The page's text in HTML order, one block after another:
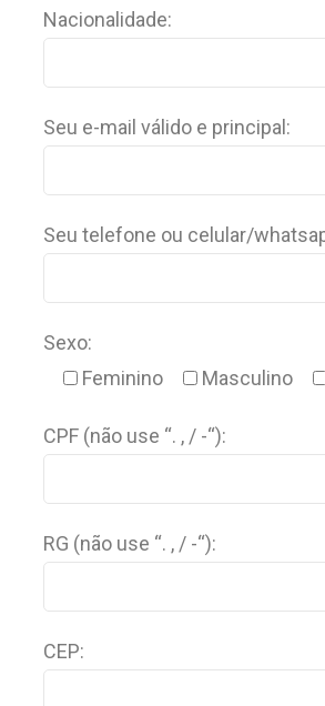
Nacionalidade:
Seu e-mail válido e principal:
Seu telefone ou celular/
Sexo:
Feminino
Masculino
CPF (não use “. , / -“):
RG (não use “. , / -“):
CEP: